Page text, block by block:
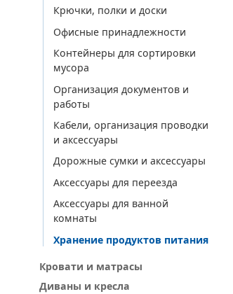
Крючки, полки и доски
Офисные принадлежности
Контейнеры для сортировки
мусора
Организация документов и
работы
Кабели, организация проводки
и аксессуары
Дорожные сумки и аксессуары
Аксессуары для переезда
Аксессуары для ванной
комнаты
Хранение продуктов питания
Кровати и матрасы
Диваны и кресла